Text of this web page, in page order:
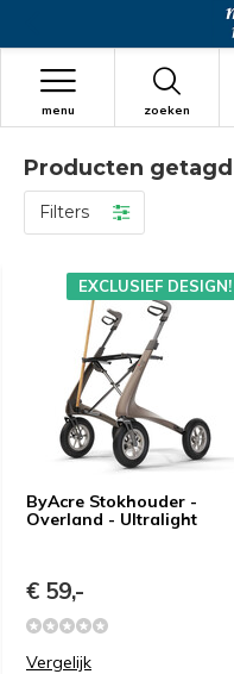
zoeken
menu
Producten
Filters
ByAcre Stokhouder -
Overland - Ultralight
EXCLUSIEF DESIGN!
€ 59,-
Vergelijk